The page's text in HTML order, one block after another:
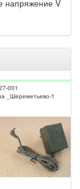
напряжение V
001
_Шереметьево-1